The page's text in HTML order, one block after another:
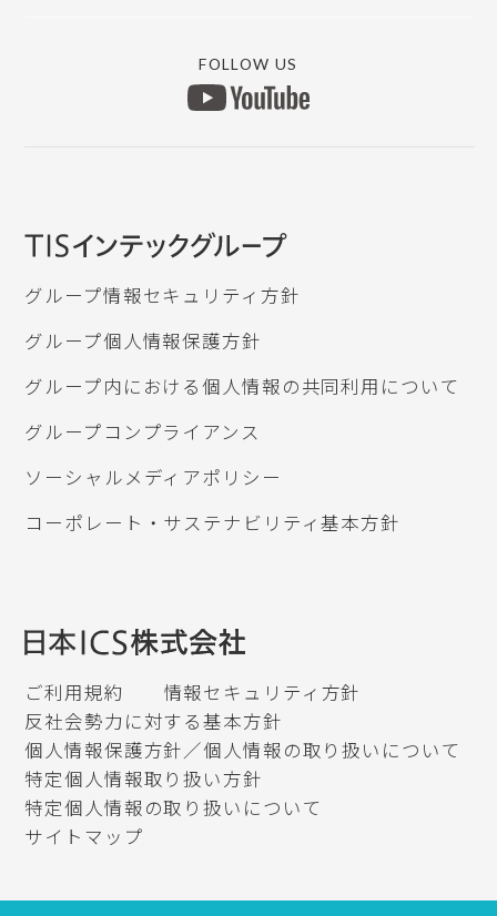
銀行データ取り込み
ICSデジタルポスト
上手くんαWEBサイト
FOLLOW US
グループ情報セキュリティ方針
グループ個人情報保護方針
グループ内における個人情報の共同利用について
グループコンプライアンス
ソーシャルメディアポリシー
コーポレート・サステナビリティ基本方針
ご利用規約
情報セキュリティ方針
反社会勢力に対する基本方針
個人情報保護方針／個人情報の取り扱いについて
特定個人情報取り扱い方針
特定個人情報の取り扱いについて
サイトマップ